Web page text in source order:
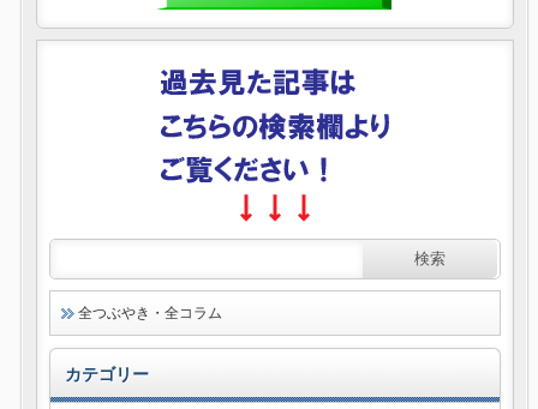
全つぶやき・全コラム
カテゴリー